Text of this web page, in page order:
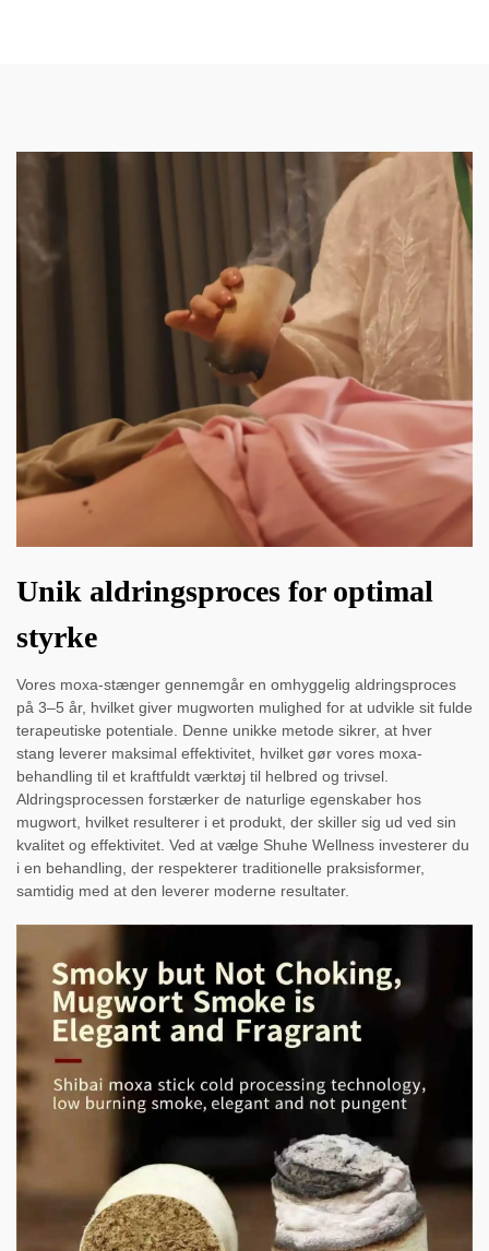
Unik aldringsproces for optimal
styrke
Vores moxa-stænger gennemgår en omhyggelig aldringsproces
på 3–5 år, hvilket giver mugworten mulighed for at udvikle sit fulde
terapeutiske potentiale. Denne unikke metode sikrer, at hver
stang leverer maksimal effektivitet, hvilket gør vores moxa-
behandling til et kraftfuldt værktøj til helbred og trivsel.
Aldringsprocessen forstærker de naturlige egenskaber hos
mugwort, hvilket resulterer i et produkt, der skiller sig ud ved sin
kvalitet og effektivitet. Ved at vælge Shuhe Wellness investerer du
i en behandling, der respekterer traditionelle praksisformer,
samtidig med at den leverer moderne resultater.